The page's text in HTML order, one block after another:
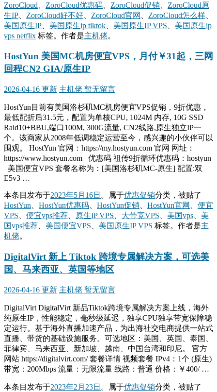
ZoroCloud
ZoroCloud优惠码 ZoroCloud促销
ZoroCloud原
生IP
ZoroCloud好不好 ZoroCloud官网 ZoroCloud怎么样
美国原生IP
美国原生ip tiktok 美国原生IP VPS
美国原生ip
vps netflix 标签。 作者是主机佬。
HostYun 美国MC机房便宜VPS，月付￥31起，三网
回程CN2 GIA/原生IP
2026-04-16 更新 主机佬 暂无留言
HostYun目前有美国洛杉矶MC机房便宜VPS促销，9折优惠，
最低配折后31.5元，配置为单核CPU, 1024M 内存, 10G SSD
Raid10+BBU,端口100M, 300G流量, CN2线路,原生独立IP一
个。该商家从2008年低调稳定运营至今，感兴趣的小伙伴可以
围观。 HostYun 官网：https://my.hostyun.com 官网 网址：
https://www.hostyun.com 优惠码 祖传9折循环优惠码：hostyun
美国便宜VPS 套餐名称为：[美国洛杉矶MC-原生] 配置:双
E5v3 …
本条目发布于2023年5月16日 。属于优惠促销分类，被贴了
HostYun
HostYun优惠码 HostYun促销 HostYun官网
便宜
VPS
便宜vps推荐 原生IP VPS 大带宽VPS 美国vps
美
国vps推荐
美国便宜VPS 美国原生IP VPS 标签。 作者是主
机佬。
DigitalVirt 新上 Tiktok 跨境专属解决方案，可选美
国、马来西亚、英国等地区
2026-04-16 更新 主机佬 暂无留言
DigitalVirt DigitalVirt 新品Tiktok跨境专属解决方案上线，海外
纯原生IP，性能稳定，毫秒级延迟，独享CPU独享带宽保障稳
定运行。基于海外直播加速产品，为出海社交电商提供一站式
直播、带货的基础设施服务。可选地区：美国、英国、泰国、
菲律宾、马来西亚、新加坡、越南、中国台湾和印尼。 官方
网站 https://digitalvirt.com/ 套餐详情 视频套餐 IPv4：1个 (原生)
带宽：200Mbps 流量：无限流量 线路：普通 价格：￥400/ …
本条目发布于2023年2月23日 。属于优惠促销分类，被贴了